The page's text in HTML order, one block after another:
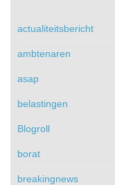
actualiteitsbericht
ambtenaren
asap
belastingen
Blogroll
borat
breakingnews